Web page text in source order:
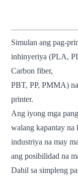
Simulan ang pag-
inhinyeriya (PLA,
Carbon fiber,
PBT, PP, PMMA)
printer.
Ang iyong mga
walang kapantay na
industriya na may
ang posibilidad na
Dahil sa simpleng